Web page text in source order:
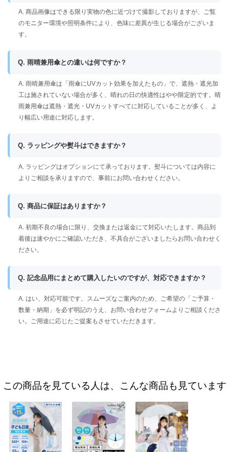
A. 商品画像はできる限り実物の色に近づけて撮影しておりますが、ご覧
のモニター環境や照明条件により、色味に差異が生じる場合がございま
す。
Q. 雨晴兼用傘との違いは何ですか？
A. 雨晴兼用傘は「雨傘にUVカット効果を加えたもの」で、遮熱・遮光加
工は施されていない場合が多く、晴れの日の快適性はやや限定的です。晴
雨兼用傘は遮熱・遮光・UVカットすべてに対応していることが多く、よ
り幅広い用途に対応します。
Q. ラッピングや熨斗はできますか？
A. ラッピングはオプションにて承っております。熨斗については内容に
よりご相談を承りますので、事前にお問い合わせください。
Q. 商品に保証はありますか？
A. 初期不良の場合に限り、交換または返金にて対応いたします。商品到
着後は速やかにご確認いただき、不具合がございましたらお問い合わせく
ださい。
Q. 記念品用にまとめて購入したいのですが、対応できますか？
A. はい、対応可能です。スムーズなご案内のため、ご希望の「ご予算・
数量・納期」を必ず明記のうえ、お問い合わせフォームよりご相談くださ
い。ご用途に応じたご提案もさせていただきます。
この商品を見ている人は、こんな商品も見ています